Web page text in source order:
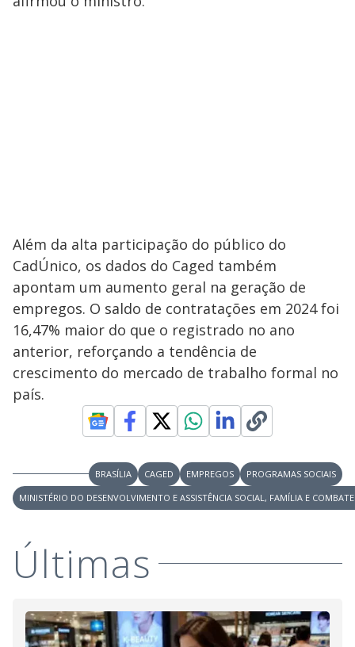
Além da alta participação do público do
CadÚnico, os dados do Caged também
apontam um aumento geral na geração de
empregos. O saldo de contratações em 2024 foi
16,47% maior do que o registrado no ano
anterior, reforçando a tendência de
crescimento do mercado de trabalho formal no
país.
BRASÍLIA CAGED EMPREGOS
PROGRAMAS SOCIAIS
MINISTÉRIO DO DESENVOLVIMENTO E ASSISTÊNCIA SOCIAL, FAMÍLIA E
Últimas